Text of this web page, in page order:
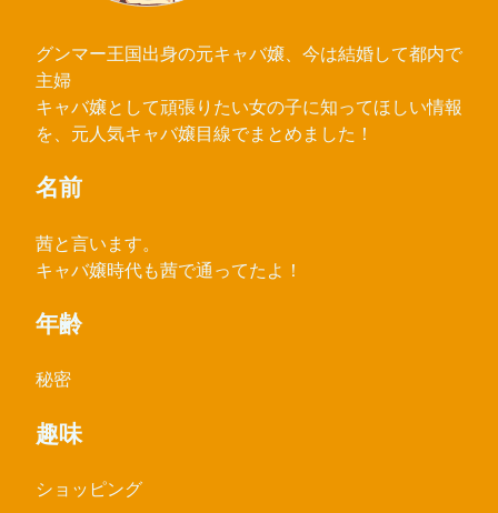
グンマー王国出身の元キャバ嬢、今は結婚して都内で
主婦
キャバ嬢として頑張りたい女の子に知ってほしい情報
を、元人気キャバ嬢目線でまとめました！
名前
茜と言います。
キャバ嬢時代も茜で通ってたよ！
年齢
秘密
趣味
ショッピング